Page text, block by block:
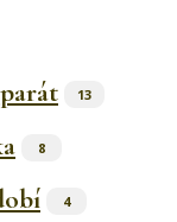
13
8
4